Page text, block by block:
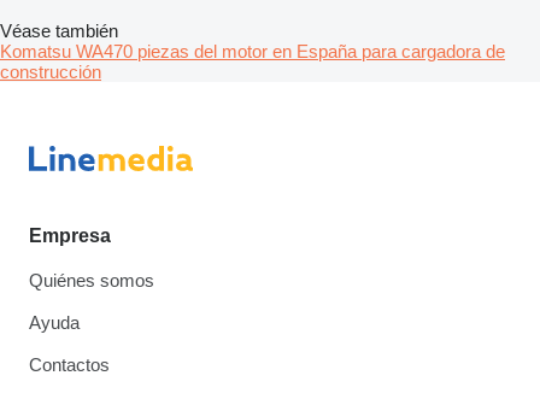
Véase también
Komatsu WA470 piezas del motor en España para cargadora de
construcción
Empresa
Quiénes somos
Ayuda
Contactos